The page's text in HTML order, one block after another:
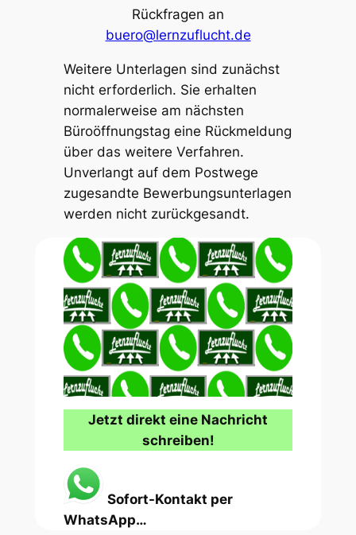
Rückfragen an
buero@lernzuflucht.de
Weitere Unterlagen sind zunächst
nicht erforderlich. Sie erhalten
normalerweise am nächsten
Büroöffnungstag eine Rückmeldung
über das weitere Verfahren.
Unverlangt auf dem Postwege
zugesandte Bewerbungsunterlagen
werden nicht zurückgesandt.
Jetzt direkt eine Nachricht
schreiben!
Sofort-Kontakt per
WhatsApp…